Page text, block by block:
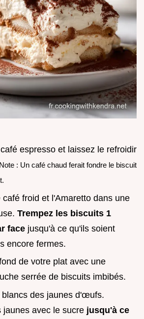
espresso et laissez le refroidir
Note : Un café chaud ferait fondre le biscuit
café froid et l'Amaretto dans une
Trempez les biscuits 1
face jusqu'à ce qu'ils soient
encore fermes.
de votre plat avec une
serrée de biscuits imbibés.
blancs des jaunes d'œufs.
jaunes avec le sucre jusqu'à ce